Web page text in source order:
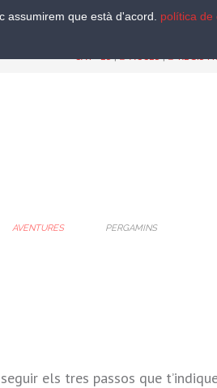
CAT-ES| ACCES|
AVENTURES PERGAMINS
els tres passos que
assumirem que està d'acord. política de